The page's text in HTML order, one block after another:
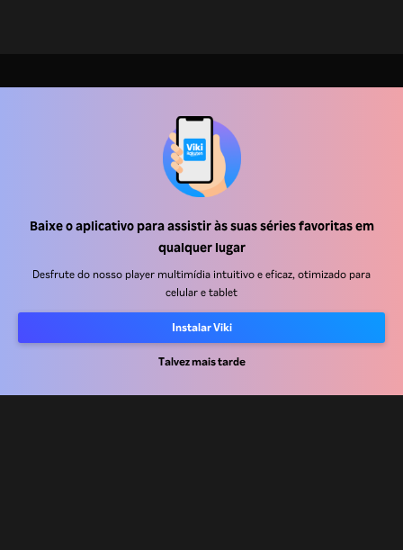
Baixe o aplicativo para assistir às suas séries favoritas em
qualquer lugar
Desfrute do nosso player multimídia intuitivo e eficaz, otimizado para
celular e tablet
Instalar Viki
Talvez mais tarde
Central de ajuda